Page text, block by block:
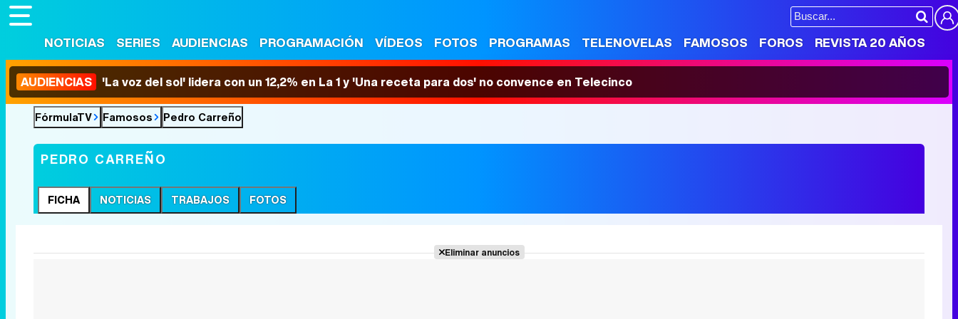
NOTICIAS SERIES AUDIENCIAS PROGRAMACIÓN VÍDEOS FOTOS PROGRAMAS TELENOVELAS FAMOSOS FOROS REVISTA 20 AÑOS
AUDIENCIAS 'La voz del sol' lidera con un 12,2% en La 1 y 'Una receta para dos' no convence en Telecinco
FórmulaTV Famosos Pedro Carreño
PEDRO CARREÑO
FICHA NOTICIAS TRABAJOS FOTOS
Eliminar anuncios